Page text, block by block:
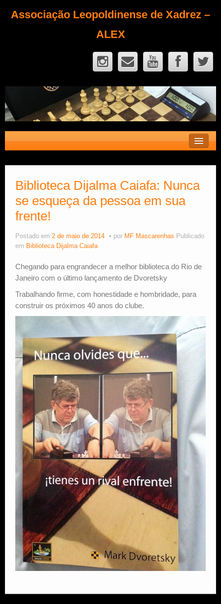
Associação Leopoldinense de Xadrez –
ALEX
Fique Sócio
Quem Somos?
Calendário
Estude Xadrez
Biblioteca Dijalma Caiafa: Nunca
se esqueça da pessoa em sua
frente!
Postado em 2 de maio de 2014 por MF Mascarenhas Publicado
em Biblioteca Dijalma Caiafa
Chegando para engrandecer a melhor biblioteca do Rio de
Janeiro com o último lançamento de Dvoretsky
Trabalhando firme, com honestidade e hombridade, para
construir os próximos 40 anos do clube.